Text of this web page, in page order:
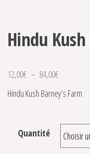
Hindu Kush
12,00€ – 84,00€
Hindu Kush Barney’s Farm
Quantité